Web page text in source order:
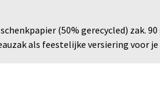
(50% gerecycled) zak.
als feestelijke versiering voor je